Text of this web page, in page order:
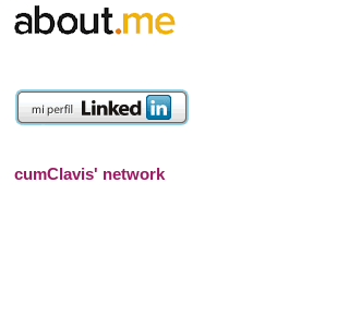
cumClavis' network